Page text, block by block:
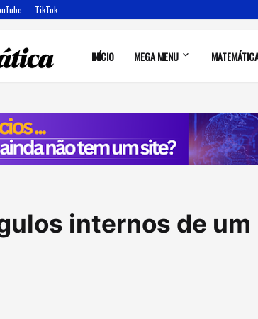
TikTok
INÍCIO MEGA MENU
internos de